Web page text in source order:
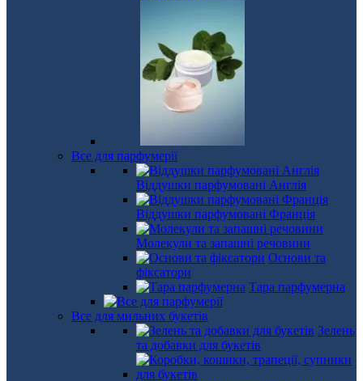
Все для парфумерії
Віддушки парфумовані Англія
Віддушки парфумовані Франція
Молекули та запашні речовини
Основи та
фіксатори
Тара парфумерна
Все для мильних букетів
Зелень
та добавки для букетів